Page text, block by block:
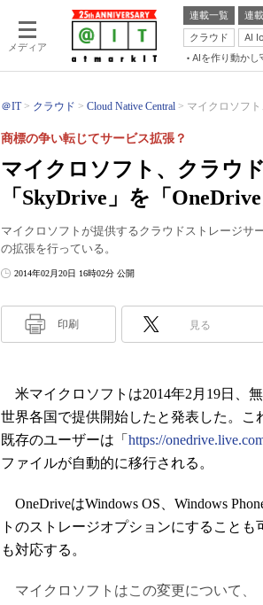
メディア
連載一覧 連
クラウド
AI
AIを作り動かし
＠IT クラウド Cloud Native Central マイクロソフ
マイクロソフト、クラウ
「SkyDrive」を「
商標の争い転じてサービス拡張？
マイクロソフトが提供するクラウドストレージサ
の拡張を行っている。
2014年02月20日 16時02分 公開
印刷 見る
米マイクロソフトは2014年2月19日、
世界各国で提供開始したと発表した。こ
既存のユーザーは「 https://
ファイルが自動的に移行される。
OneDriveはWindows OS、Windows
トのストレージオプションにすることも
も対応する。
マイクロソフトはこの変更について、